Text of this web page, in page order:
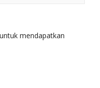
mendapatkan